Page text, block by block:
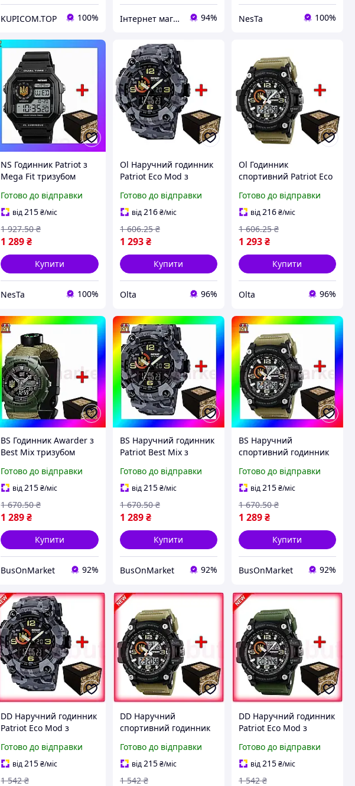
KUPICOM.TOP 100% Інтернет магазин Slando 94% NesTa 100%
NS Годинник Patriot з
Mega Fit тризубом
чоловічі спортивні для
будильника та секундо
Готово до відправки
від215₴/міс
1 289₴
1 927.50 ₴
Купити
NesTa 100%
Ol Наручний годинник
Patriot Eco Mod з
камуфляж спортивний
для чоловіків
Готово до відправки
від 216 ₴/міс
1 293 ₴
1 606.25 ₴
Купити
Olta 96%
Ol Годинник
спортивний Patriot Eco
чорний з хакі
водонепроникний для
TOP22-G
Готово до відправки
від 216₴/міс
1 293₴
1 606.25 ₴
Купити
Olta 96%
BS Годинник Awarder з
Best Mix тризубом
для чоловіків з
паракордовим
ремінцем Army
BAS77/N
Готово до відправки
від215₴/міс
1 289₴
1 670.50 ₴
Купити
BusOnMarket 92%
BS Наручний годинник
Patriot Best Mix з
камуфляжні для
чоловіків спортивні
кварцові з BAS77/N
Готово до відправки
від215 ₴/міс
1 289 ₴
1 670.50 ₴
Купити
BusOnMarket 92%
BS Наручний
спортивний годинник
тризубом чорний з хакі
для чоловіків з
підсвічуванн BAS77/N
Готово до відправки
від215₴/міс
1 289₴
1 670.50 ₴
Купити
BusOnMarket 92%
DD Наручний годинник
Patriot Eco Mod з
камуфляжні для
чоловіків спортивні
кварцові з Dobro-A
Готово до відправки
від215₴/міс
1 542 ₴
DD Наручний
спортивний годинник
тризубом чорний з хакі
для чоловіків з
підсвічування Dobro-A
Готово до відправки
від215 ₴/міс
1 542 ₴
DD Наручний годинник
Patriot Eco Mod з
спортивний для
чоловіків електронний
водонепро Dobro-A
Готово до відправки
від215₴/міс
1 542 ₴